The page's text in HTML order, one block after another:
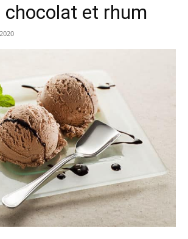
chocolat et rhum